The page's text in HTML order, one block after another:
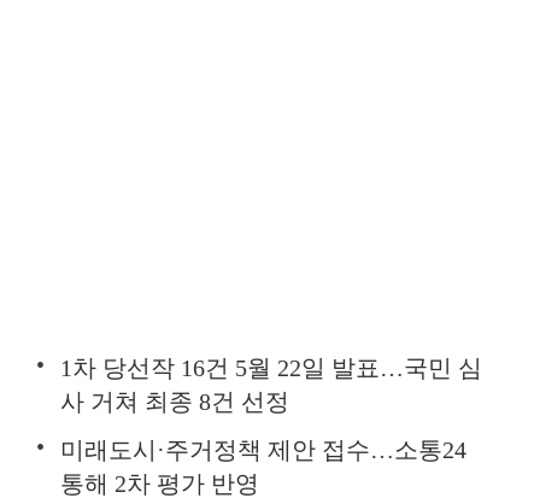
1차 당선작 16건 5월 22일 발표…국민 심
사 거쳐 최종 8건 선정
미래도시·주거정책 제안 접수…소통24
통해 2차 평가 반영